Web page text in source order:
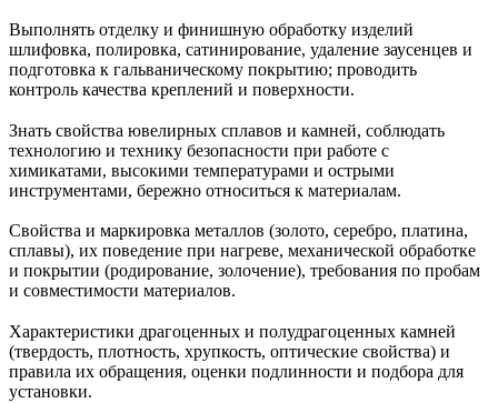
Выполнять отделку и финишную обработку изделий
шлифовка, полировка, сатинирование, удаление заусенцев и
подготовка к гальваническому покрытию; проводить
контроль качества креплений и поверхности.
Знать свойства ювелирных сплавов и камней, соблюдать
технологию и технику безопасности при работе с
химикатами, высокими температурами и острыми
инструментами, бережно относиться к материалам.
Свойства и маркировка металлов (золото, серебро, платина,
сплавы), их поведение при нагреве, механической обработке
и покрытии (родирование, золочение), требования по пробам
и совместимости материалов.
Характеристики драгоценных и полудрагоценных камней
(твердость, плотность, хрупкость, оптические свойства) и
правила их обращения, оценки подлинности и подбора для
установки.